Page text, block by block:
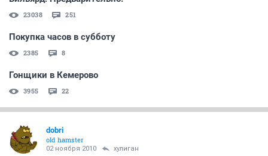
23038 251
Покупка часов в субботу
2385 8
Гонщики в Кемерово
3955 22
dobri
old hamster
02 ноября 2010 хулиган